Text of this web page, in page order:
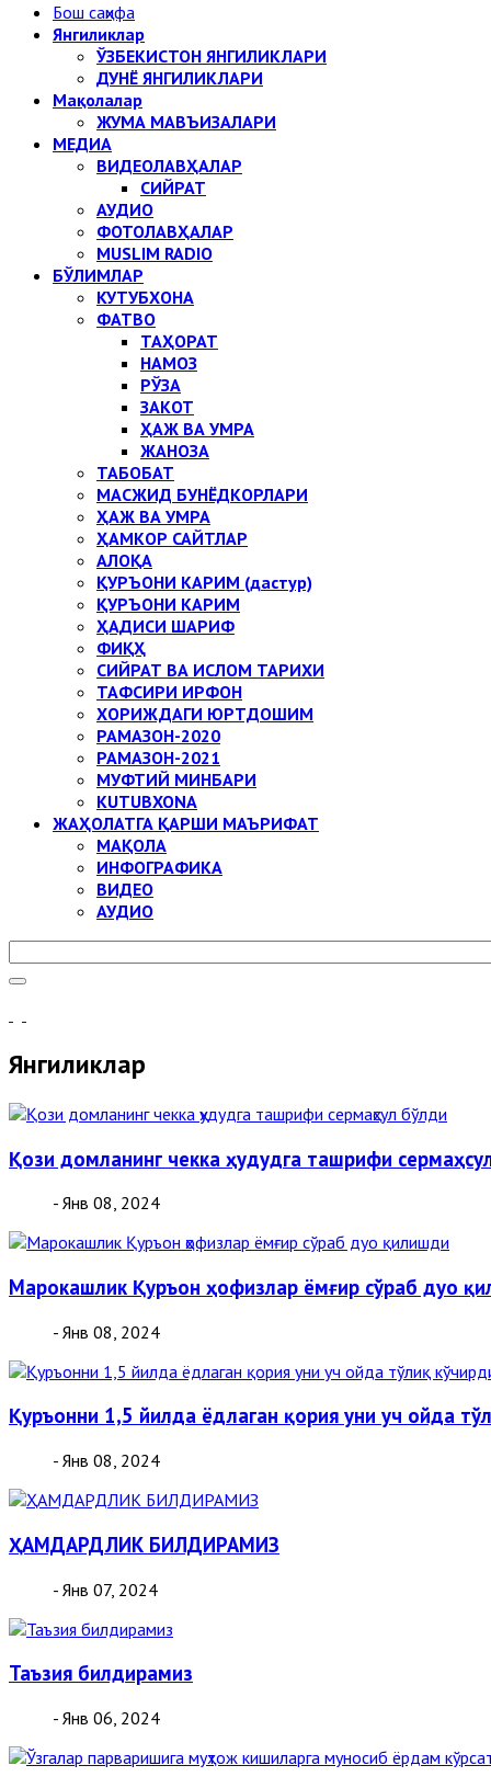
Бош саҳифа
Янгиликлар
ЎЗБЕКИСТОН ЯНГИЛИКЛАРИ
ДУНЁ ЯНГИЛИКЛАРИ
Мақолалар
ЖУМА МАВЪИЗАЛАРИ
МЕДИА
ВИДЕОЛАВҲАЛАР
СИЙРАТ
АУДИО
ФОТОЛАВҲАЛАР
MUSLIM RADIO
БЎЛИМЛАР
КУТУБХОНА
ФАТВО
ТАҲОРАТ
НАМОЗ
РЎЗА
ЗАКОТ
ҲАЖ ВА УМРА
ЖАНОЗА
ТАБОБАТ
МАСЖИД БУНЁДКОРЛАРИ
ҲАЖ ВА УМРА
ҲАМКОР САЙТЛАР
АЛОҚА
ҚУРЪОНИ КАРИМ (дастур)
ҚУРЪОНИ КАРИМ
ҲАДИСИ ШАРИФ
ФИҚҲ
СИЙРАТ ВА ИСЛОМ ТАРИХИ
ТАФСИРИ ИРФОН
ХОРИЖДАГИ ЮРТДОШИМ
РАМАЗОН-2020
РАМАЗОН-2021
МУФТИЙ МИНБАРИ
KUTUBXONA
ЖАҲОЛАТГА ҚАРШИ МАЪРИФАТ
МАҚОЛА
ИНФОГРАФИКА
ВИДЕО
АУДИО
Янгиликлар
Қози домланинг чекка ҳудудга ташрифи
- Янв 08, 2024
Марокашлик Қуръон ҳофизлар ёмғир сўраб дуо
- Янв 08, 2024
Қуръонни 1,5 йилда ёдлаган қория уни уч ойда
- Янв 08, 2024
ҲАМДАРДЛИК БИЛДИРАМИЗ
- Янв 07, 2024
Таъзия билдирамиз
- Янв 06, 2024